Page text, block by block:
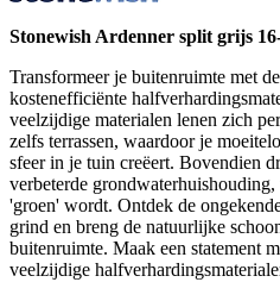
Stonewish Ardenner split grijs
Transformeer je buitenruimte met
kostenefficiënte
veelzijdige materialen lenen zich
zelfs terrassen, waardoor je
sfeer in je tuin creëert. Bovendien
verbeterde
'groen' wordt. Ontdek de
grind en breng de natuurlijke
buitenruimte. Maak een statement
veelzijdige